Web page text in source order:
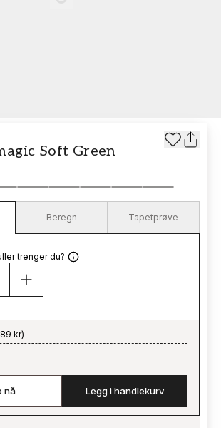
Soft Green
Beregn Tapetprøve
trenger du?
kr)
nå Legg i handlekurv